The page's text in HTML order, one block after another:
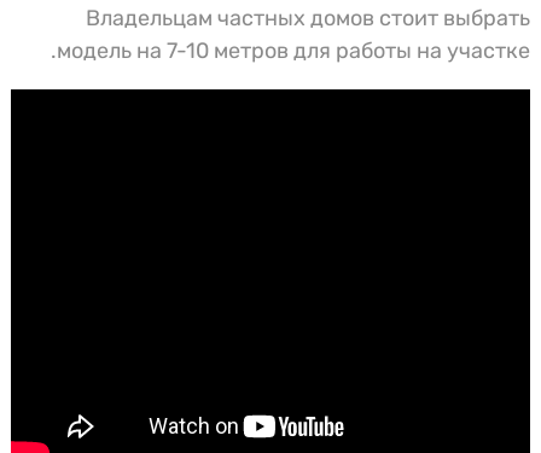
Владельцам частных домов стоит выбрать
модель на 7-10 метров для работы на участке.